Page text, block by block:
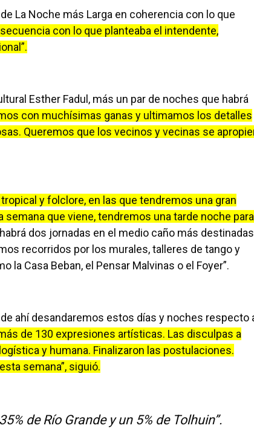
La Noche más Larga en coherencia con lo que
con lo que planteaba el intendente,
Esther Fadul, más un par de noches que habrá
con muchísimas ganas y ultimamos los detalles
Queremos que los vecinos y vecinas se
y folclore, en las que tendremos una gran
semana que viene, tendremos una tarde noche para
dos jornadas en el medio caño más destinadas
recorridos por los murales, talleres de tango y
Casa Beban, el Pensar Malvinas o el Foyer”.
ahí desandaremos estos días y noches respecto
de 130 expresiones artísticas. Las disculpas a
y humana. Finalizaron las postulaciones.
semana”, siguió.
de Río Grande y un 5% de Tolhuin”.